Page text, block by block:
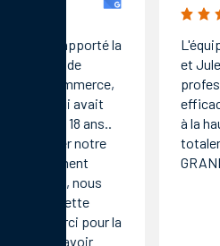
L'équipe du service SAV
et Jules ont été au top ...
professionnalisme,
efficacité et sympathie
à la hauteur de nos besoins
totalement satisfaisant !!
GRAND merci !!!